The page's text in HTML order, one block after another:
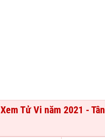
Xem Tử Vi năm 2021 -